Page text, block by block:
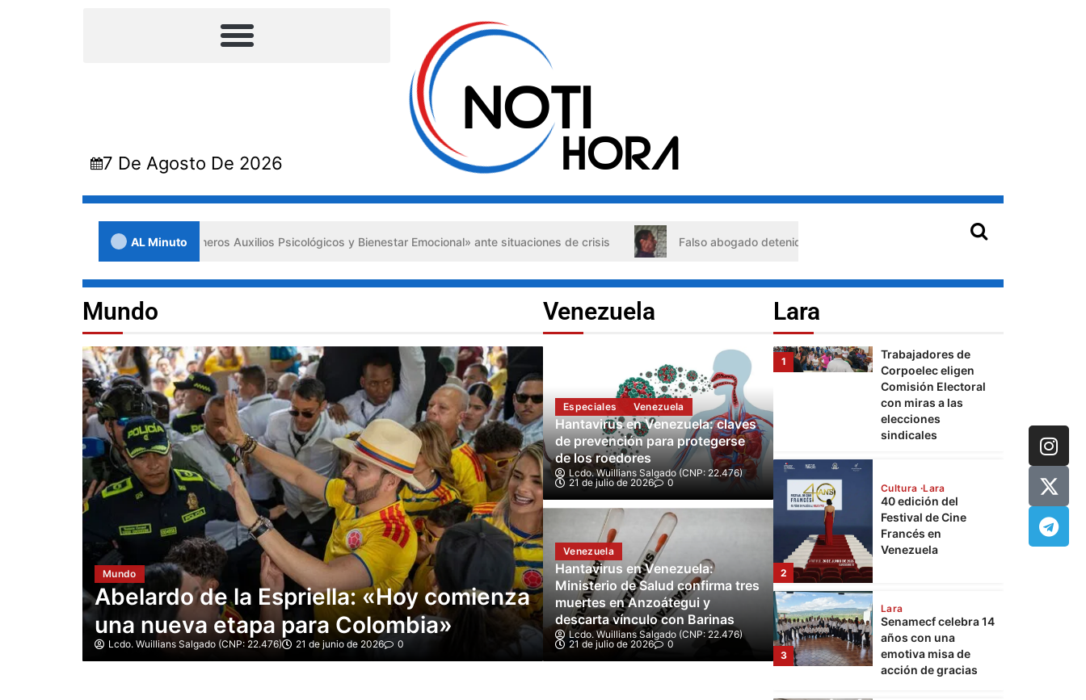
7 De Agosto De 2026
AL Minuto
impulsa los «Primeros Auxilios Psicológicos y Bienestar Emocional» ante situaciones de crisis Falso abogado detenido en Barquisimeto: habría usado durante 13 años la matrícula de otro
Venezuela
Especiales Venezuela
Hantavirus en Venezuela: claves
de prevención para protegerse
de los roedores
Lcdo. Wuillians Salgado (CNP: 22.476)
21 de julio de 2026
0
Venezuela
Hantavirus en Venezuela:
Ministerio de Salud confirma tres
muertes en Anzoátegui y
descarta vínculo con Barinas
Lcdo. Wuillians Salgado (CNP: 22.476)
21 de julio de 2026
0
Mundo
Mundo
Iván Cepeda exige impugnar 33.000
mesas y pide revisar «voto por voto»
tras la ajustada elección en Colombia
Lcdo. Wuillians Salgado (CNP: 22.476) 21 de junio de 2026 0
Mundo
Abelardo de la Espriella gana la
Presidencia de Colombia tras una
reñida segunda vuelta
Lcdo. Wuillians Salgado (CNP: 22.476) 21 de junio de 2026 0
Mundo
Lara
Corpoelec eligen
elecciones
Cultura Lara
40 edición del
Festival de Cine
Francés en
Venezuela
Senamecf celebra 14
años con una
emotiva misa de
acción de gracias
4
vida»: Rinde
homenaje a las
mujeres que
sostienen a
Palestina